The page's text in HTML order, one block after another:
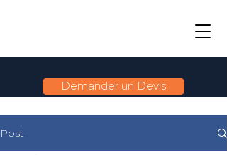
Demander un Devis
Post